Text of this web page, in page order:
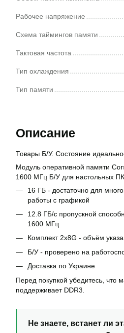
Рабочее напряжение
Схема таймингов памяти
Тактовая частота
Тип охлаждения
Тип памяти
Описание
Товары Б/У. Состояние
Модуль оперативной памяти
1600 МГц Б/У для настольных ПК.
16 ГБ - достаточно для
работы с графикой
12.8 ГБ/с пропускной
1600 МГц
Комплект 2x8G - объём
Б/У - проверено на
Доставка по Украине
Перед покупкой убедитесь, что
поддерживает DDR3.
Не знаете, встанет ли